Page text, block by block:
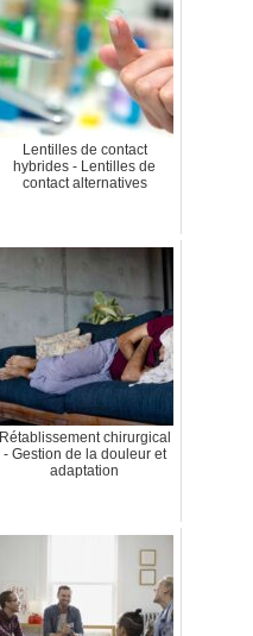
Lentilles de contact
hybrides - Lentilles de
contact alternatives
Rétablissement chirurgical
- Gestion de la douleur et
adaptation